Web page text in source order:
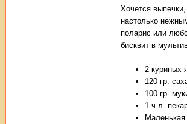
Хочется
настолько
поларис или
бисквит в
2 куриных
120 гр.
100 гр.
1 ч.л.